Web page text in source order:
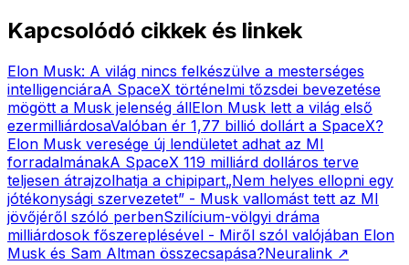
Kapcsolódó cikkek és linkek
Elon Musk: A világ nincs felkészülve a mesterséges
intelligenciáraA SpaceX történelmi tőzsdei bevezetése
mögött a Musk jelenség állElon Musk lett a világ első
ezermilliárdosaValóban ér 1,77 billió dollárt a SpaceX?
Elon Musk veresége új lendületet adhat az MI
forradalmánakA SpaceX 119 milliárd dolláros terve
teljesen átrajzolhatja a chipipart„Nem helyes ellopni egy
jótékonysági szervezetet” - Musk vallomást tett az MI
jövőjéről szóló perbenSzilícium-völgyi dráma
milliárdosok főszereplésével - Miről szól valójában Elon
Musk és Sam Altman összecsapása?Neuralink ↗